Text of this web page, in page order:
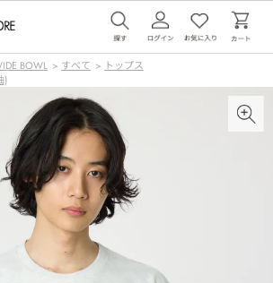
BOWL > すべて > トップス
)